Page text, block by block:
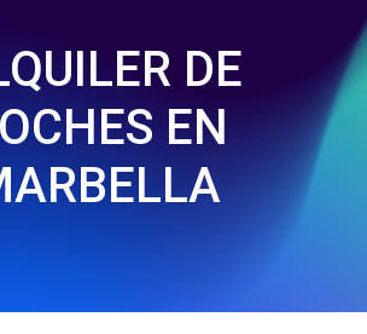
DE
EN